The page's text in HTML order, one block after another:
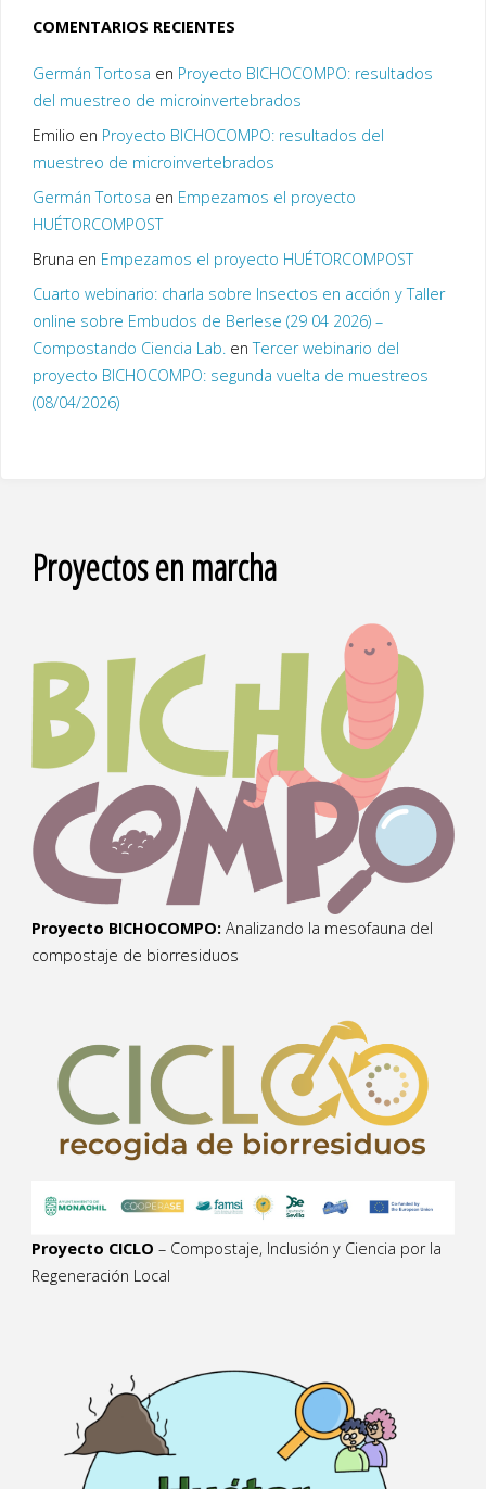
COMENTARIOS RECIENTES
Germán Tortosa en Proyecto BICHOCOMPO: resultados
del muestreo de microinvertebrados
Emilio en Proyecto BICHOCOMPO: resultados del
muestreo de microinvertebrados
Germán Tortosa en Empezamos el proyecto
HUÉTORCOMPOST
Bruna en Empezamos el proyecto HUÉTORCOMPOST
Cuarto webinario: charla sobre Insectos en acción y Taller
online sobre Embudos de Berlese (29 04 2026) –
Compostando Ciencia Lab.enTercer webinario del
proyecto BICHOCOMPO: segunda vuelta de muestreos
(08/04/2026)
Proyectos en marcha
Proyecto BICHOCOMPO: Analizando la mesofauna del
compostaje de biorresiduos
Proyecto CICLO – Compostaje, Inclusión y Ciencia por la
Regeneración Local